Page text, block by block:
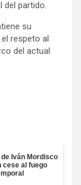
del partido.
su
respeto al
del actual
Iván Mordisco
cese al fuego